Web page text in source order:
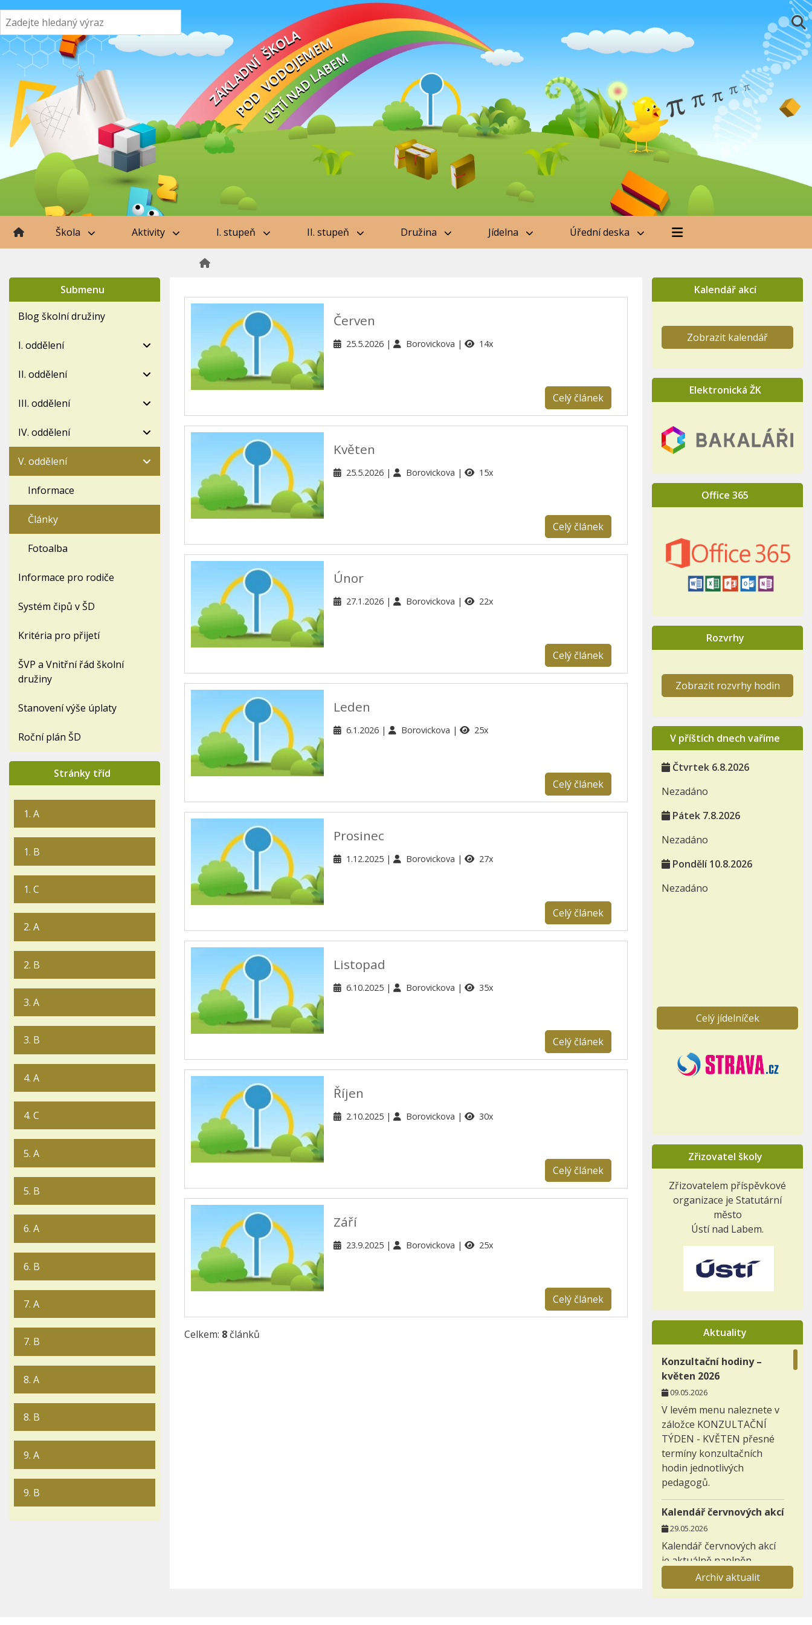
Škola Aktivity I. stupeň II. stupeň Družina Jídelna Úřední deska
Červen
25.5.2026 Borovickova 14x
Celý článek
Květen
25.5.2026 Borovickova 15x
Celý článek
Únor
27.1.2026 Borovickova 22x
Celý článek
Leden
6.1.2026 Borovickova 25x
Celý článek
Prosinec
1.12.2025 Borovickova 27x
Celý článek
Listopad
6.10.2025 Borovickova 35x
Celý článek
Říjen
2.10.2025 Borovickova 30x
Celý článek
Září
23.9.2025 Borovickova 25x
Celý článek
Celkem: 8 článků
Submenu
Blog školní družiny
I. oddělení
II. oddělení
III. oddělení
IV. oddělení
V. oddělení
Informace
Články
Fotoalba
Informace pro rodiče
Systém čipů v ŠD
Kritéria pro přijetí
ŠVP a Vnitřní řád školní
družiny
Stanovení výše úplaty
Roční plán ŠD
Stránky tříd
1. A
1. B
1. C
2. A
2. B
3. A
3. B
4. A
4. C
5. A
5. B
6. A
6. B
7. A
7. B
8. A
8. B
9. A
9. B
Kalendář akcí
Zobrazit kalendář
Elektronická ŽK
Office 365
Rozvrhy
Zobrazit rozvrhy hodin
V příštích dnech vaříme
Čtvrtek 6.8.2026
Nezadáno
Pátek 7.8.2026
Nezadáno
Pondělí 10.8.2026
Nezadáno
Celý jídelníček
Zřizovatel školy
Zřizovatelem příspěvkové
organizace je Statutární
město
Ústí nad Labem.
Aktuality
Konzultační hodiny –
květen 2026
09.05.2026
V levém menu naleznete v
záložce KONZULTAČNÍ
TÝDEN - KVĚTEN přesné
termíny konzultačních
hodin jednotlivých
pedagogů.
Kalendář červnových akcí
29.05.2026
Kalendář červnových akcí
je aktuálně naplněn.
Záložka nabídka
Archiv aktualit